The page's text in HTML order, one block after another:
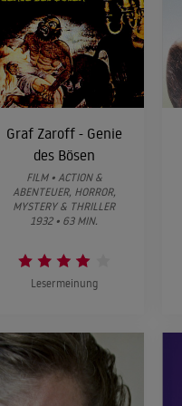
Graf Zaroff - Genie
des Bösen
FILM • ACTION &
ABENTEUER, HORROR,
MYSTERY & THRILLER
1932 • 63 MIN.
Lesermeinung